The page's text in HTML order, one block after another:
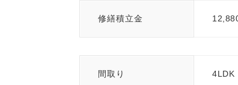
修繕積立金
間取り 4LDK